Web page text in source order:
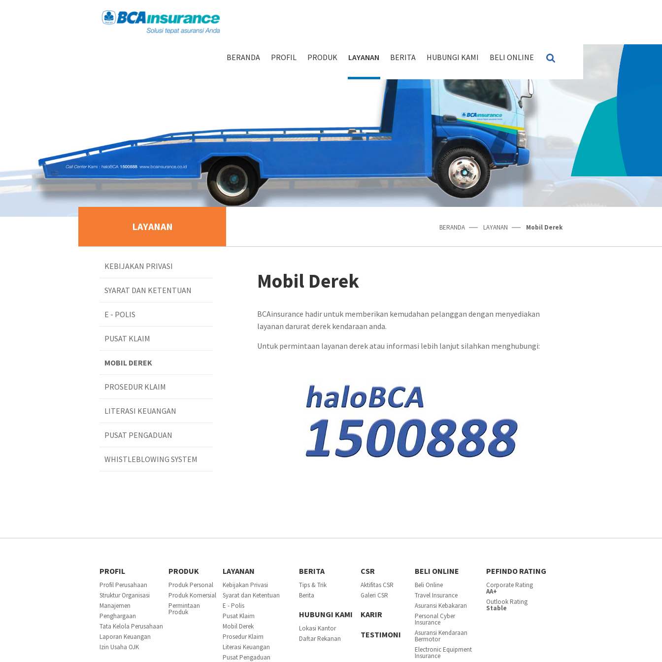
BERANDA PROFIL PRODUK LAYANAN BERITA HUBUNGI KAMI BELI ONLINE
LAYANAN BERANDA LAYANAN Mobil Derek
KEBIJAKAN PRIVASI
SYARAT DAN KETENTUAN
E - POLIS
PUSAT KLAIM
MOBIL DEREK
PROSEDUR KLAIM
LITERASI KEUANGAN
PUSAT PENGADUAN
WHISTLEBLOWING SYSTEM
Mobil Derek
BCAinsurance hadir untuk memberikan kemudahan pelanggan dengan menyediakan
layanan darurat derek kendaraan anda.
Untuk permintaan layanan derek atau informasi lebih lanjut silahkan menghubungi:
PROFIL
Profil Perusahaan
Struktur Organisasi
Manajemen
Penghargaan
Tata Kelola Perusahaan
Laporan Keuangan
Izin Usaha OJK
PRODUK
Produk Personal
Produk Komersial
Permintaan
Produk
LAYANAN
Kebijakan Privasi
Syarat dan Ketentuan
E - Polis
Pusat Klaim
Mobil Derek
Prosedur Klaim
Literasi Keuangan
Pusat Pengaduan
BERITA
Tips & Trik
Berita
HUBUNGI KAMI
Lokasi Kantor
Daftar Rekanan
CSR
Aktifitas CSR
Galeri CSR
KARIR
TESTIMONI
BELI ONLINE
Beli Online
Travel Insurance
Asuransi Kebakaran
Personal Cyber
Insurance
Asuransi Kendaraan
Bermotor
Electronic Equipment
Insurance
PEFINDO RATING
Corporate Rating
AA+
Outlook Rating
Stable